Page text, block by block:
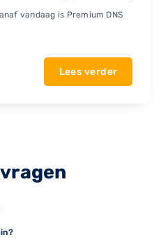
vandaag is Premium DNS
Lees verder